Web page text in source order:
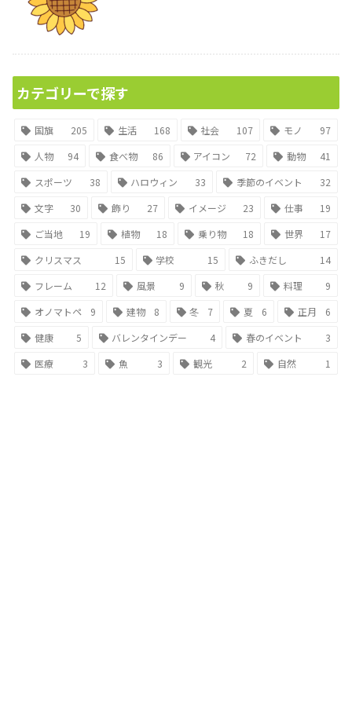
カテゴリーで探す
国旗 205 生活 168 社会 107 モノ
97
人物
94 食べ物 86 アイコン 72 動物
41
スポーツ
38 ハロウィン 33 季節のイベント
32
文字
30 飾り 27 イメージ 23 仕事
19
ご当地
19 植物 18 乗り物 18 世界
17
クリスマス
15 学校 15 ふきだし
14
フレーム
12 風景 9 秋 9 料理
9
オノマトペ
9 建物 8 冬 7 夏 6 正月
6
健康
5 バレンタインデー 4 春のイベント
3
医療
3 魚 3 観光 2 自然 1